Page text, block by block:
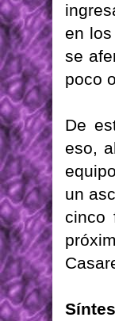
en
se
poco
De
eso,
un
cinco